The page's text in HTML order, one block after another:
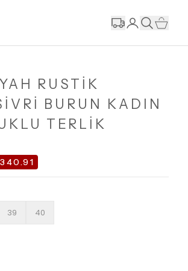
RUSTİK
BURUN KADIN
TERLİK
39 40